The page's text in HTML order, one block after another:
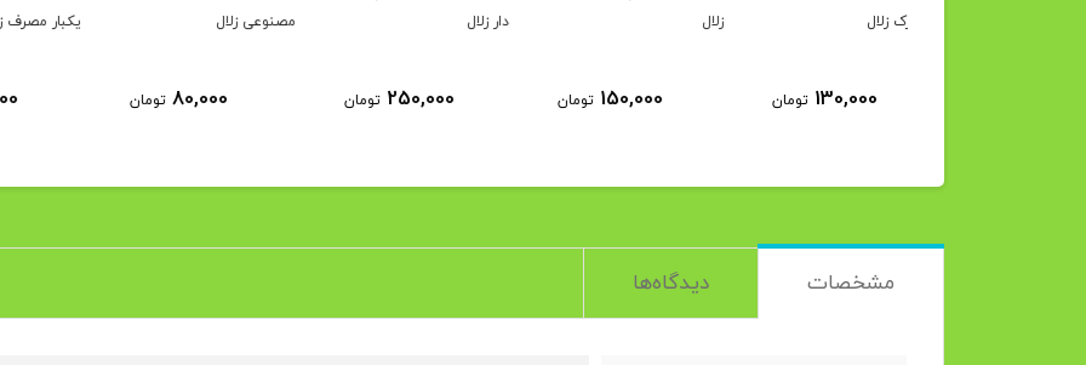
زلال
150,000
250,000
80,000
یکبار مصرف زلال
120,000
مشخصات دیدگاه‌ها